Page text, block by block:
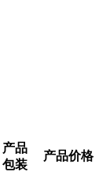
产品
包装
产品价格